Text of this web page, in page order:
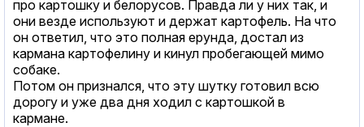
про картошку и белорусов. Правда ли у них так, и
они везде используют и держат картофель. На что
он ответил, что это полная ерунда, достал из
кармана картофелину и кинул пробегающей мимо
собаке.
Потом он признался, что эту шутку готовил всю
дорогу и уже два дня ходил с картошкой в
кармане.